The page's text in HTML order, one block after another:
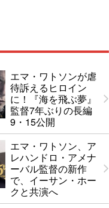
エマ・ワトソンが虐
待訴えるヒロイン
に！『海を飛ぶ夢』
監督7年ぶりの長編
9・15公開
エマ・ワトソン、ア
レハンドロ・アメナ
ーバル監督の新作
で、イーサン・ホー
クと共演へ